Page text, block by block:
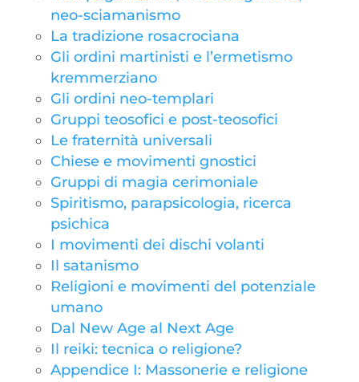
neo-sciamanismo
La tradizione rosacrociana
Gli ordini martinisti e l’ermetismo
kremmerziano
Gli ordini neo-templari
Gruppi teosofici e post-teosofici
Le fraternità universali
Chiese e movimenti gnostici
Gruppi di magia cerimoniale
Spiritismo, parapsicologia, ricerca
psichica
I movimenti dei dischi volanti
Il satanismo
Religioni e movimenti del potenziale
umano
Dal New Age al Next Age
Il reiki: tecnica o religione?
Appendice I: Massonerie e religione